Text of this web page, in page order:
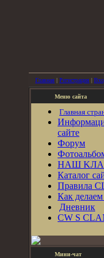
Главная | Регистрация |
Меню сайта
Главная
сайте
Форум
НАШ
Каталог
Правила
Как делаем
Дневник
CW S
Мини-чат